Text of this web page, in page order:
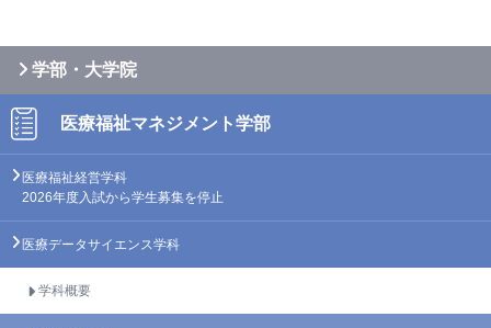
学部・大学院
医療福祉マネジメント学部
医療福祉経営学科
2026年度入試から学生募集を停止
医療データサイエンス学科
学科概要